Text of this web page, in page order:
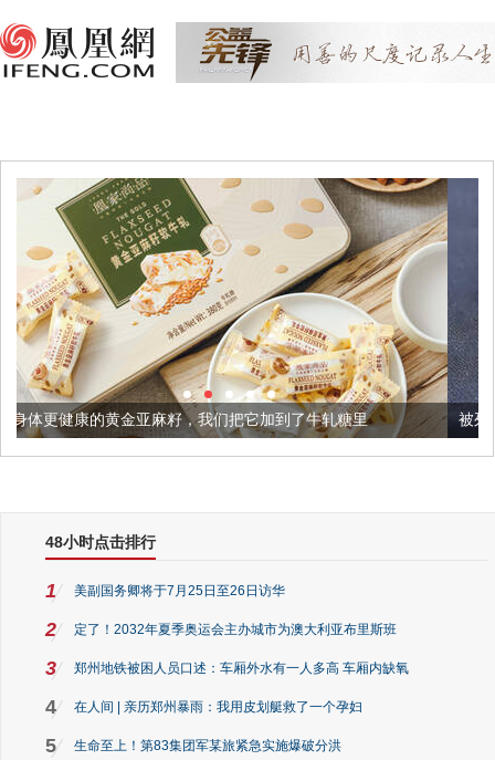
籽，我们把它加到了牛轧糖里 被列入佛家七宝的它到底
48小时点击排行
1 美副国务卿将于7月25日至26日访华
2 定了！2032年夏季奥运会主办城市为澳大利亚布里斯班
3 郑州地铁被困人员口述：车厢外水有一人多高 车厢内缺氧
4 在人间 | 亲历郑州暴雨：我用皮划艇救了一个孕妇
5 生命至上！第83集团军某旅紧急实施爆破分洪